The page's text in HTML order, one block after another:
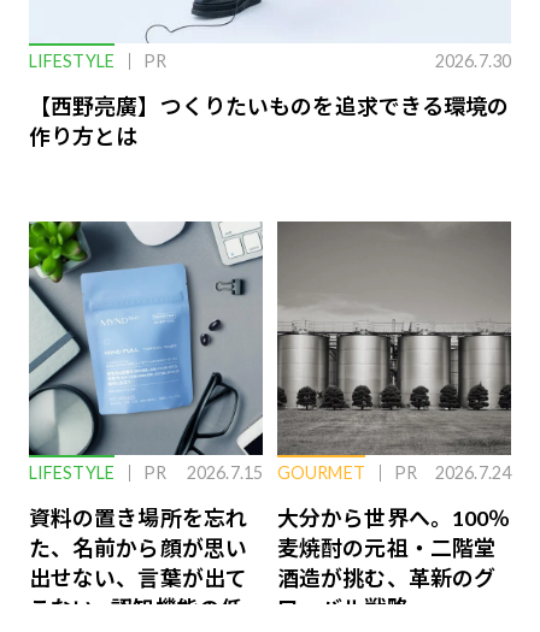
LIFESTYLE PR 2026.7.30
【西野亮廣】つくりたいものを追求できる環境の
作り方とは
LIFESTYLE PR 2026.7.15
資料の置き場所を忘れ
た、名前から顔が思い
出せない、言葉が出て
こない…認知機能の低
GOURMET PR 2026.7.24
大分から世界へ。100％
麦焼酎の元祖・二階堂
酒造が挑む、革新のグ
ローバル戦略